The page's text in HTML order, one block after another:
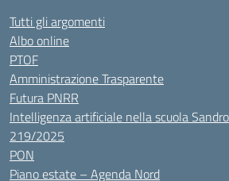
Tutti gli argomenti
Albo online
PTOF
Amministrazione Trasparente
Futura PNRR
Intelligenza artificiale nella scuola
219/2025
PON
Piano estate – Agenda Nord